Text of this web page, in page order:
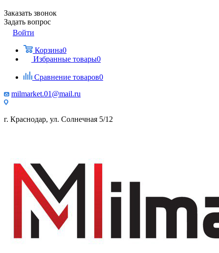
Заказать звонок
Задать вопрос
Войти
Корзина0
Избранные товары0
Сравнение товаров0
milmarket.01@mail.ru
г. Краснодар, ул. Солнечная 5/12